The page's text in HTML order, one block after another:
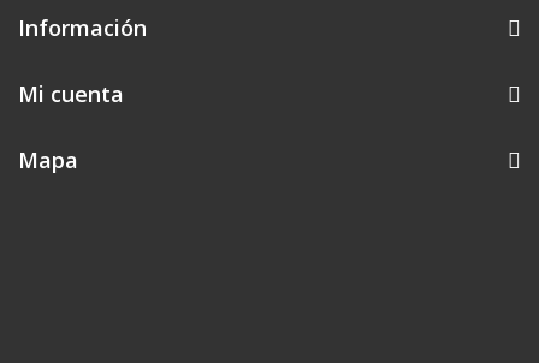
Información
Mi cuenta
Mapa